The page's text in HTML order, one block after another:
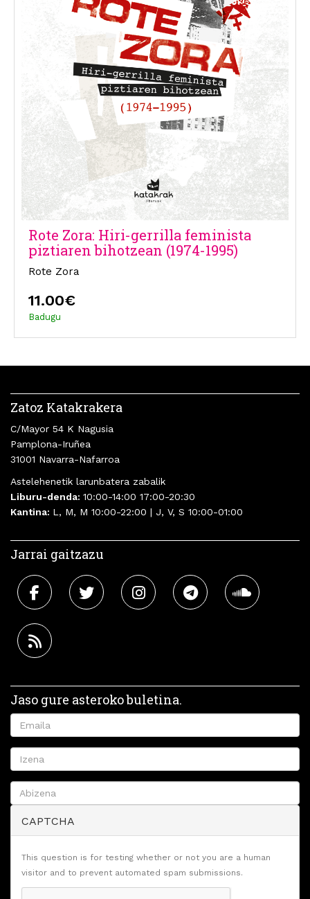
Rote Zora: Hiri-gerrilla feminista
piztiaren bihotzean (1974-1995)
Rote Zora
11.00€
Badugu
Zatoz Katakrakera
C/Mayor 54 K Nagusia
Pamplona-Iruñea
31001 Navarra-Nafarroa
Astelehenetik larunbatera zabalik
Liburu-denda: 10:00-14:00 17:00-20:30
Kantina: L, M, M 10:00-22:00 | J, V, S 10:00-01:00
Jarrai gaitzazu
Jaso gure asteroko buletina.
CAPTCHA
This question is for testing whether or not you are a human
visitor and to prevent automated spam submissions.